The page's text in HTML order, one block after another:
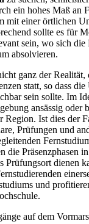
ein hohes Maß an
mit einer örtlichen
sollte es für
sein, wo sich die
absolvieren.
ganz der
statt, so dass
sein sollte. Im
ansässig oder
Region. Ist dies der
Prüfungen und
die Präsenzphasen
Prüfungsort dienen
und
auf dem